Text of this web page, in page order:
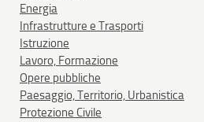
Energia
Infrastrutture e Trasporti
Istruzione
Lavoro, Formazione
Opere pubbliche
Paesaggio, Territorio, Urbanistica
Protezione Civile